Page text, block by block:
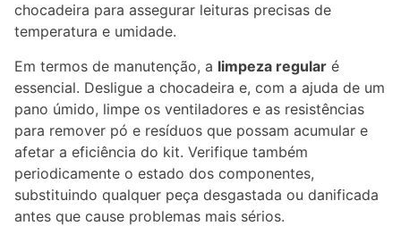
chocadeira para assegurar leituras precisas de
temperatura e umidade.
Em termos de manutenção, a limpeza regular é
essencial. Desligue a chocadeira e, com a ajuda de um
pano úmido, limpe os ventiladores e as resistências
para remover pó e resíduos que possam acumular e
afetar a eficiência do kit. Verifique também
periodicamente o estado dos componentes,
substituindo qualquer peça desgastada ou danificada
antes que cause problemas mais sérios.